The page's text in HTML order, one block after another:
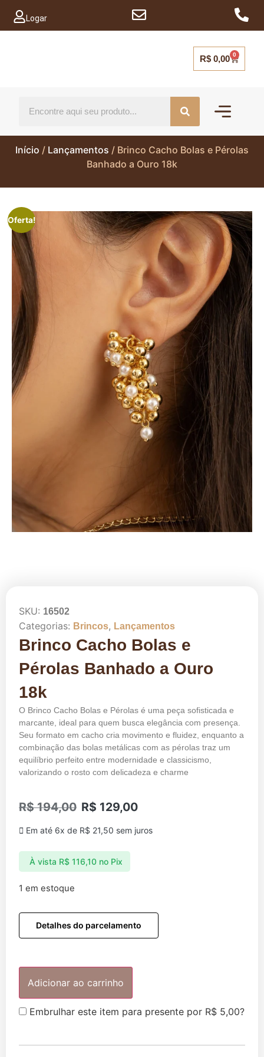
Logar
R$0,00 0
Início / Lançamentos / Brinco Cacho Bolas e Pérolas
Banhado a Ouro 18k
Oferta!
SKU: 16502
Categorias: Brincos, Lançamentos
Brinco Cacho Bolas e
Pérolas Banhado a Ouro
18k
O Brinco Cacho Bolas e Pérolas é uma peça sofisticada e
marcante, ideal para quem busca elegância com presença.
Seu formato em cacho cria movimento e fluidez, enquanto a
combinação das bolas metálicas com as pérolas traz um
equilíbrio perfeito entre modernidade e classicismo,
valorizando o rosto com delicadeza e charme
R$194,00 R$ 129,00
Em até 6x de R$ 21,50 sem juros
À vista R$116,10 no Pix
1 em estoque
Detalhes do parcelamento
Adicionar ao carrinho
Embrulhar este item para presente por R$ 5,00?